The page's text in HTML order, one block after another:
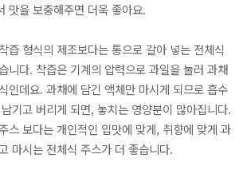
맛을 보충해주면 더욱 좋아요.
즙 형식의 제조보다는 통으로 갈아 넣는 전체식
니다. 착즙은 기계의 압력으로 과일을 눌러 과채
인데요. 과채에 담긴 액체만 마시게 되므로 흡수
기고 버리게 되면, 놓치는 영양분이 많아집니다.
스 보다는 개인적인 입맛에 맞게, 취향에 맞게 과
마시는 전체식 주스가 더 좋습니다.